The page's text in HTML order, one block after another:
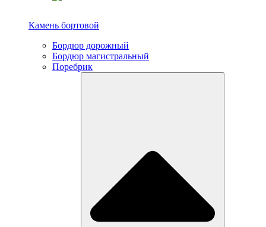
Камень бортовой
Бордюр дорожный
Бордюр магистральный
Поребрик